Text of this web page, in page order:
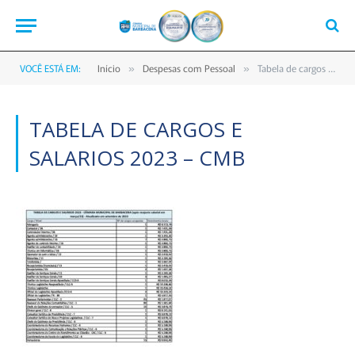
VOCÊ ESTÁ EM: Início » Despesas com Pessoal » Tabela de cargos e salarios 2023 – CMB
TABELA DE CARGOS E
SALARIOS 2023 – CMB